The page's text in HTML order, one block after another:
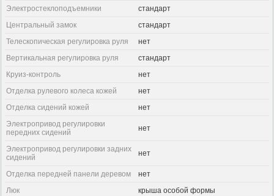
Электростеклоподъемники
стандарт
Центральный замок
стандарт
Телескопическая регулировка руля
нет
Вертикальная регулировка руля
стандарт
Круиз-контроль
нет
Отделка рулевого колеса кожей
нет
Отделка сидений кожей
нет
Электропривод регулировки
передних сидений
нет
Электропривод регулировки задних
сидений
нет
Отделка передней панели деревом
нет
Люк
крыша особой формы